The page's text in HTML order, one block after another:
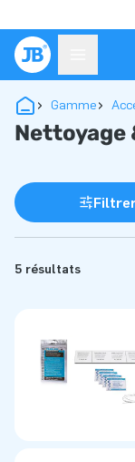
Gamme
Nettoyage
5 résultats